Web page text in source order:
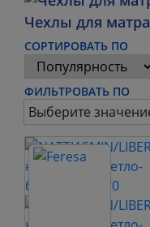
Чехлы для
СОРТИРОВАТЬ ПО
ФИЛЬТРОВАТЬ ПО
Выберите